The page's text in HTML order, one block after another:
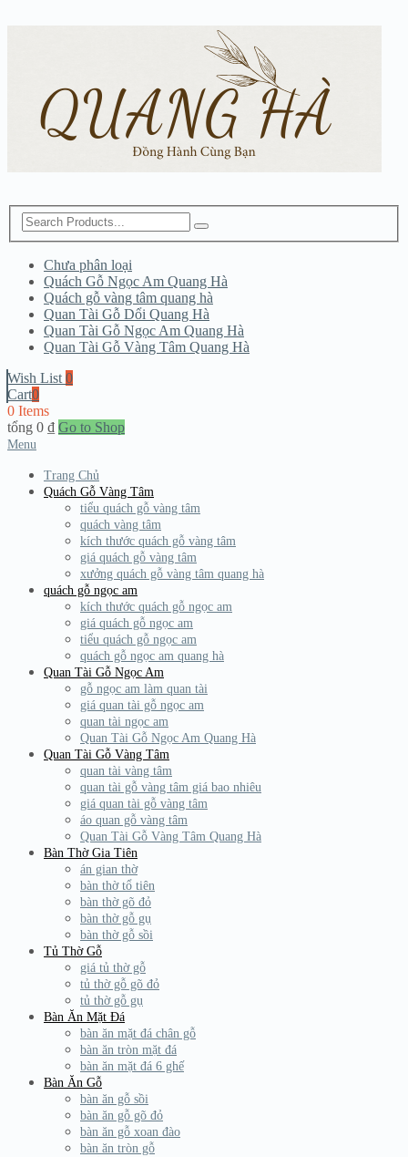
Chưa phân loại
Quách Gỗ Ngọc Am Quang Hà
Quách gỗ vàng tâm quang hà
Quan Tài Gỗ Dổi Quang Hà
Quan Tài Gỗ Ngọc Am Quang Hà
Quan Tài Gỗ Vàng Tâm Quang Hà
Wish List 0
Cart0
0 Items
tổng 0 ₫ Go to Shop
Menu
Trang Chủ
Quách Gỗ Vàng Tâm
tiểu quách gỗ vàng tâm
quách vàng tâm
kích thước quách gỗ vàng tâm
giá quách gỗ vàng tâm
xưởng quách gỗ vàng tâm quang hà
quách gỗ ngọc am
kích thước quách gỗ ngọc am
giá quách gỗ ngọc am
tiểu quách gỗ ngọc am
quách gỗ ngọc am quang hà
Quan Tài Gỗ Ngọc Am
gỗ ngọc am làm quan tài
giá quan tài gỗ ngọc am
quan tài ngọc am
Quan Tài Gỗ Ngọc Am Quang Hà
Quan Tài Gỗ Vàng Tâm
quan tài vàng tâm
quan tài gỗ vàng tâm giá bao nhiêu
giá quan tài gỗ vàng tâm
áo quan gỗ vàng tâm
Quan Tài Gỗ Vàng Tâm Quang Hà
Bàn Thờ Gia Tiên
án gian thờ
bàn thờ tổ tiên
bàn thờ gõ đỏ
bàn thờ gỗ gụ
bàn thờ gỗ sồi
Tủ Thờ Gỗ
giá tủ thờ gỗ
tủ thờ gỗ gõ đỏ
tủ thờ gỗ gụ
Bàn Ăn Mặt Đá
bàn ăn mặt đá chân gỗ
bàn ăn tròn mặt đá
bàn ăn mặt đá 6 ghế
Bàn Ăn Gỗ
bàn ăn gỗ sồi
bàn ăn gỗ gõ đỏ
bàn ăn gỗ xoan đào
bàn ăn tròn gỗ